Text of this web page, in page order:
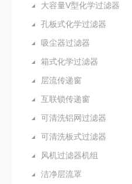
大容量V型化学过滤器
孔板式化学过滤器
吸尘器过滤器
箱式化学过滤器
层流传递窗
互联锁传递窗
可清洗铝网过滤器
可清洗板式过滤器
风机过滤器机组
洁净层流罩